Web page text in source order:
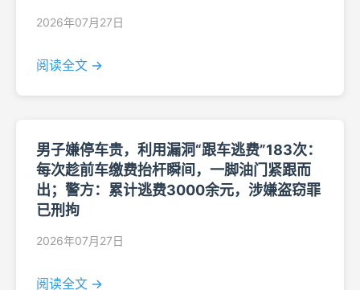
2026年07月27日
阅读全文 →
男子嫌停车贵，利用漏洞“跟车逃费”183次：
每次趁前车缴费抬杆瞬间，一脚油门紧跟而
出；警方：累计逃费3000余元，涉嫌盗窃罪
已刑拘
2026年07月27日
阅读全文 →